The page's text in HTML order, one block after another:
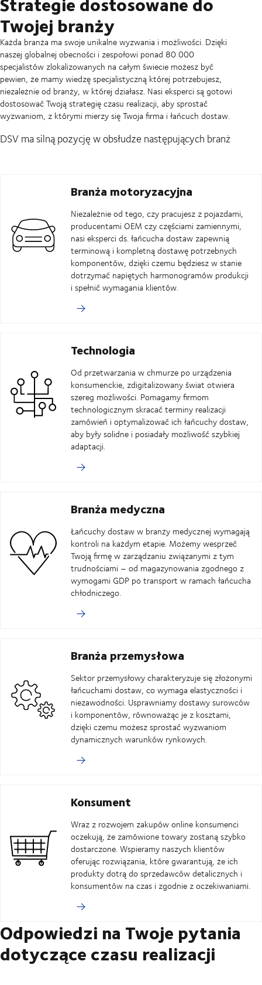
Twojej branży
Każda branża ma swoje unikalne wyzwania i możliwości. Dzięki
naszej globalnej obecności i zespołowi ponad 80 000
specjalistów zlokalizowanych na całym świecie możesz być
pewien, że mamy wiedzę specjalistyczną której potrzebujesz,
niezależnie od branży, w której działasz. Nasi eksperci są gotowi
dostosować Twoją strategię czasu realizacji, aby sprostać
wyzwaniom, z którymi mierzy się Twoja firma i łańcuch dostaw.
DSV ma silną pozycję w obsłudze następujących branż
Branża motoryzacyjna
Niezależnie od tego, czy pracujesz z pojazdami,
producentami OEM czy częściami zamiennymi,
nasi eksperci ds. łańcucha dostaw zapewnią
terminową i kompletną dostawę potrzebnych
komponentów, dzięki czemu będziesz w stanie
dotrzymać napiętych harmonogramów produkcji
i spełnić wymagania klientów.
Technologia
Od przetwarzania w chmurze po urządzenia
konsumenckie, zdigitalizowany świat otwiera
szereg możliwości. Pomagamy firmom
technologicznym skracać terminy realizacji
zamówień i optymalizować ich łańcuchy dostaw,
aby były solidne i posiadały możliwość szybkiej
adaptacji.
Branża medyczna
Łańcuchy dostaw w branży medycznej wymagają
kontroli na każdym etapie. Możemy wesprzeć
Twoją firmę w zarządzaniu związanymi z tym
trudnościami – od magazynowania zgodnego z
wymogami GDP po transport w ramach łańcucha
chłodniczego.
Branża przemysłowa
Sektor przemysłowy charakteryzuje się złożonymi
łańcuchami dostaw, co wymaga elastyczności i
niezawodności. Usprawniamy dostawy surowców
i komponentów, równoważąc je z kosztami,
dzięki czemu możesz sprostać wyzwaniom
dynamicznych warunków rynkowych.
Konsument
Wraz z rozwojem zakupów online konsumenci
oczekują, że zamówione towary zostaną szybko
dostarczone. Wspieramy naszych klientów
oferując rozwiązania, które gwarantują, że ich
produkty dotrą do sprzedawców detalicznych i
konsumentów na czas i zgodnie z oczekiwaniami.
Odpowiedzi na Twoje pytania
dotyczące czasu realizacji